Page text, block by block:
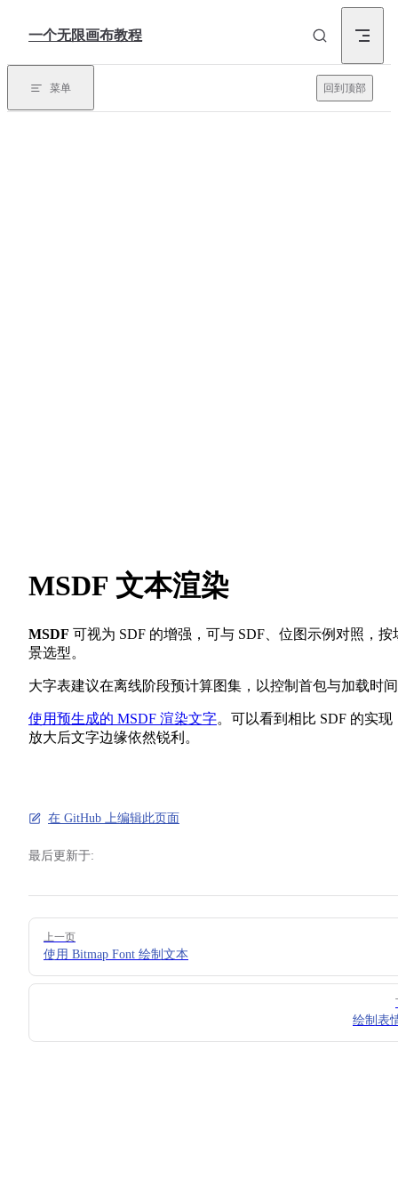
一个无限画布教程
菜单 回到顶部
MSDF 文本渲染
MSDF 可视为 SDF 的增强，可与 SDF、位图示例对照，按
景选型。
大字表建议在离线阶段预计算图集，以控制首包与加载时
使用预生成的 MSDF 渲染文字。可以看到相比 SDF 的实现
放大后文字边缘依然锐利。
在 GitHub 上编辑此页面
最后更新于:
Pager
上一页
使用 Bitmap Font 绘制文本
绘制表